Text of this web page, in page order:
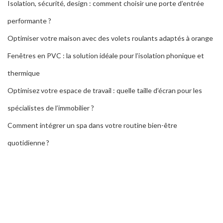
Isolation, sécurité, design : comment choisir une porte d’entrée
performante ?
Optimiser votre maison avec des volets roulants adaptés à orange
Fenêtres en PVC : la solution idéale pour l’isolation phonique et
thermique
Optimisez votre espace de travail : quelle taille d’écran pour les
spécialistes de l’immobilier ?
Comment intégrer un spa dans votre routine bien-être
quotidienne ?